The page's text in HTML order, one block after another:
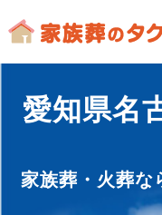
愛知県名
家族葬・火葬な